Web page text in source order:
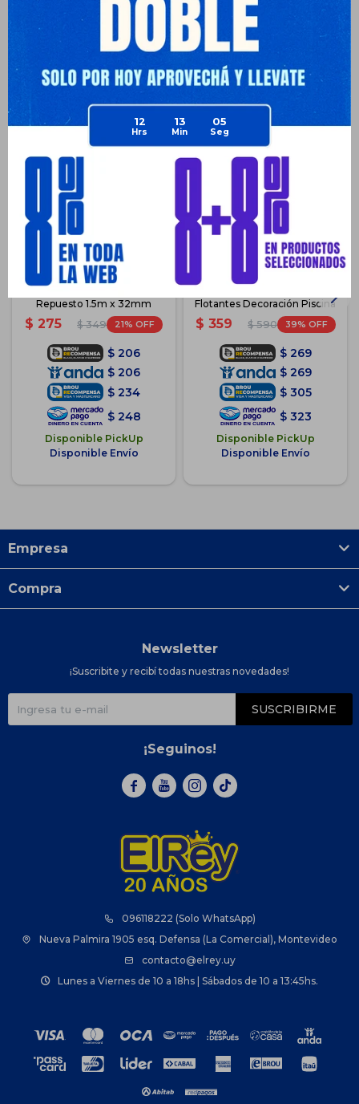
12 13 04
Productos que te pueden interesar
Manguera Intex Para Piscina
Repuesto 1.5m x 32mm
$ 275 $ 349 21
$ 206
$ 206
$ 234
$ 248
Disponible PickUp
Disponible Envío
Set x9 Flores De Loto
Flotantes Decoración Piscina
$ 359 $ 590 39
$ 269
$ 269
$ 305
$ 323
Disponible PickUp
Disponible Envío
096118222 (Solo WhatsApp)
Nueva Palmira 1905 esq. Defensa (La Comercial), Montevideo
contacto@elrey.uy
Lunes a Viernes de 10 a 18hs | Sábados de 10 a 13:45hs.
Empresa
Compra
Newsletter
¡Suscribite y recibí todas nuestras novedades!
SUSCRIBIRME
¡Seguinos!
  